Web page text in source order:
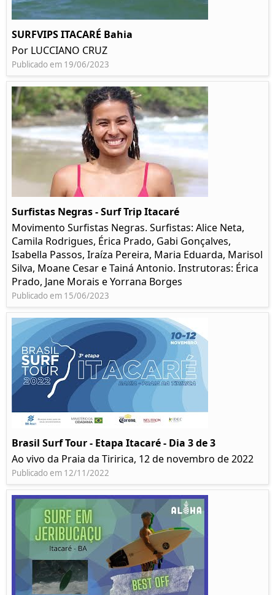
SURFVIPS ITACARÉ Bahia
Por LUCCIANO CRUZ
Publicado em 19/06/2023
Surfistas Negras - Surf Trip Itacaré
Movimento Surfistas Negras. Surfistas: Alice Neta,
Camila Rodrigues, Érica Prado, Gabi Gonçalves,
Isabella Passos, Iraíza Pereira, Maria Eduarda, Marisol
Silva, Moane Cesar e Tainá Antonio. Instrutoras: Érica
Prado, Jane Morais e Yorrana Borges
Publicado em 15/06/2023
Brasil Surf Tour - Etapa Itacaré - Dia 3 de 3
Ao vivo da Praia da Tiririca, 12 de novembro de 2022
Publicado em 12/11/2022